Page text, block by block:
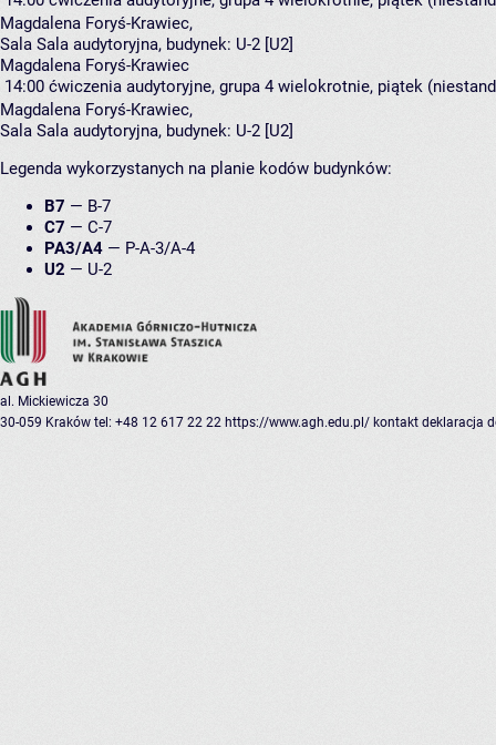
Magdalena Foryś-Krawiec,
Sala Sala audytoryjna, budynek: U-2 [U2]
Magdalena Foryś-Krawiec
14:00 ćwiczenia audytoryjne, grupa 4 wielokrotnie, piątek
Magdalena Foryś-Krawiec,
Sala Sala audytoryjna, budynek: U-2 [U2]
Legenda wykorzystanych na planie kodów budynków:
B7 — B-7
C7 — C-7
PA3/A4 — P-A-3/A-4
U2 — U-2
al. Mickiewicza 30
30-059 Kraków tel: +48 12 617 22 22 https://www.agh.edu.pl/ kontakt deklaracja